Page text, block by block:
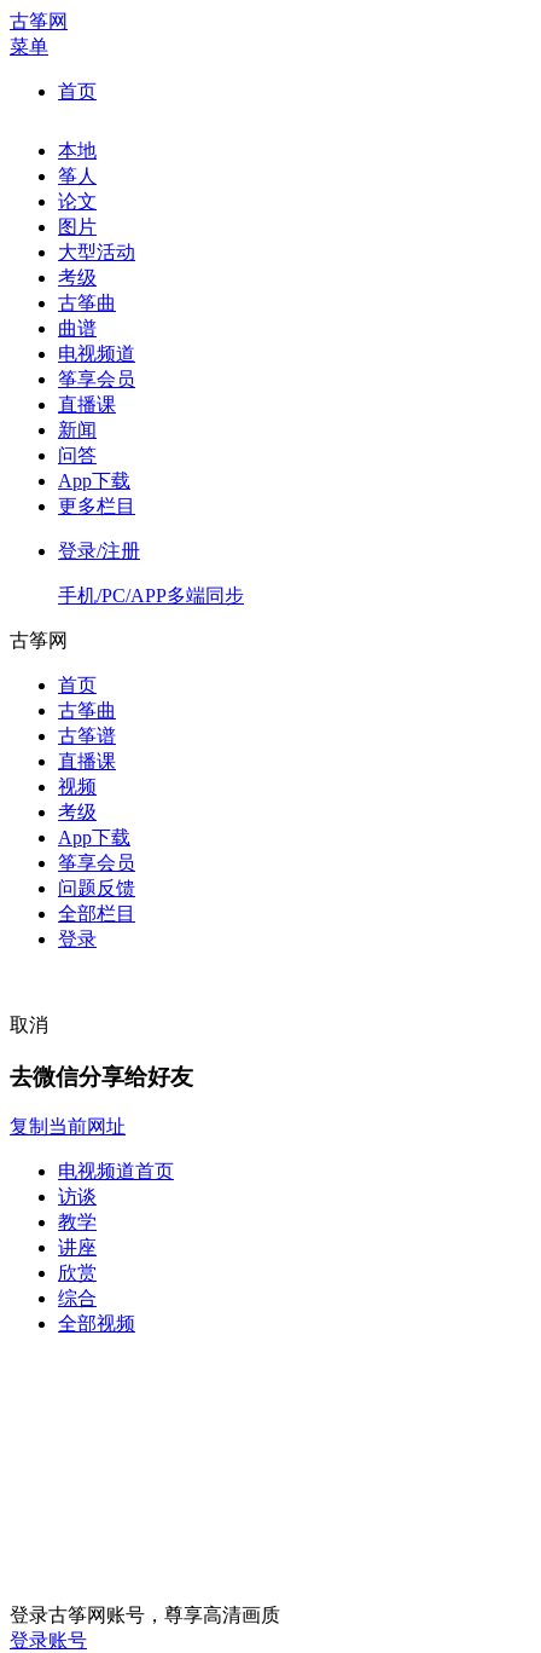
古筝网
菜单
首页
本地
筝人
论文
图片
大型活动
考级
古筝曲
曲谱
电视频道
筝享会员
直播课
新闻
问答
App下载
更多栏目
登录/注册
手机/PC/APP多端同步
古筝网
首页
古筝曲
古筝谱
直播课
视频
考级
App下载
筝享会员
问题反馈
全部栏目
登录
取消
去微信分享给好友
复制当前网址
电视频道首页
访谈
教学
讲座
欣赏
综合
全部视频
登录古筝网账号，尊享高清画质
登录账号